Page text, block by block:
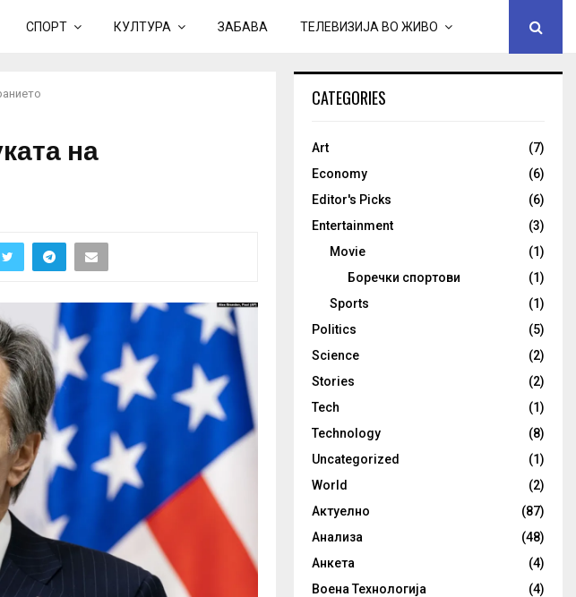
СПОРТ КУЛТУРА ЗАБАВА ТЕЛЕВИЗИЈА ВО ЖИВО
на
CATEGORIES
Art
(7)
Economy
(6)
Editor's Picks
(6)
Entertainment
(3)
Movie
(1)
Боречки спортови
(1)
Sports
(1)
Politics
(5)
Science
(2)
Stories
(2)
Tech
(1)
Technology
(8)
Uncategorized
(1)
World
(2)
Актуелно
(87)
Анализа
(48)
Анкета
(4)
Воена Технологија
(4)